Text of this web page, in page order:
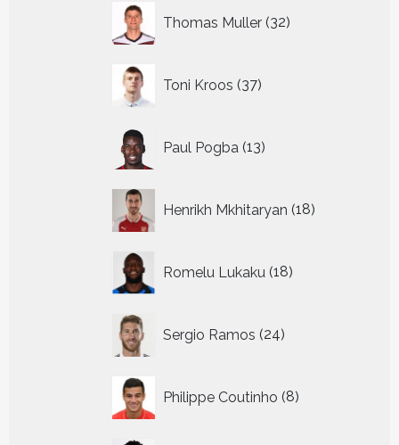
Thomas Muller 32
producten
Toni Kroos 37
producten
Paul Pogba 13
producten
Henrikh Mkhitaryan 18
producten
Romelu Lukaku 18
producten
Sergio Ramos 24
producten
Philippe Coutinho 8
producten